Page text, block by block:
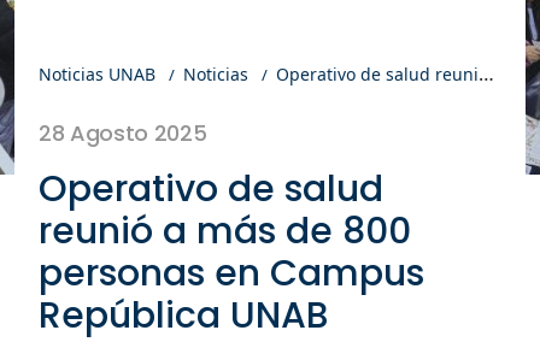
Noticias UNAB Noticias Operativo de salud reunió a más de 800 personas en Campus República UNAB
28 Agosto 2025
Operativo de salud
reunió a más de 800
personas en Campus
República UNAB